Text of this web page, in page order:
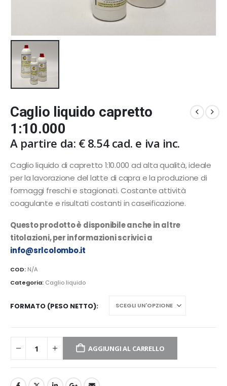
Caglio liquido capretto
1:10.000
A partire da: €8.54cad. e iva inc.
Caglio liquido di capretto 1:10.000 ad alta qualità, ideale
per la lavorazione del latte di capra e la produzione di
formaggi freschi e stagionati. Costante attività
coagulante e risultati costanti in caseificazione.
Questo prodotto è disponibile anche in altre
titolazioni, per informazioni scrivici a
info@srlcolombo.it
COD: N/A
Categoria: Caglio liquido
FORMATO (PESO NETTO)
AGGIUNGI AL CARRELLO